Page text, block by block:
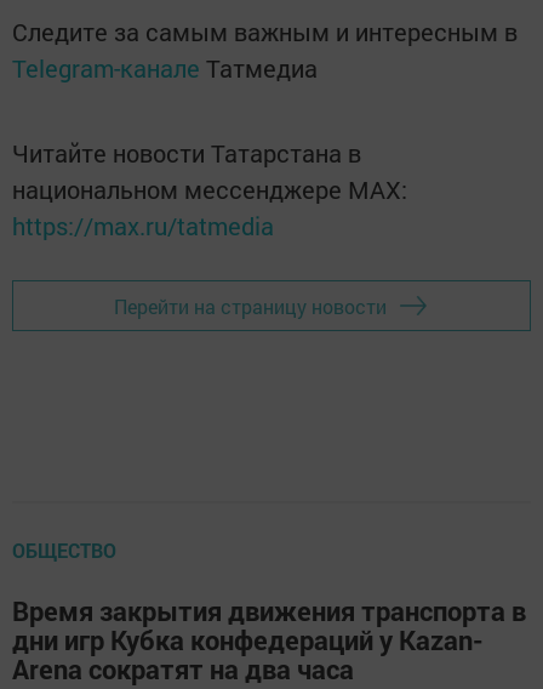
Следите за самым важным и интересным в
Telegram-канале Татмедиа
Читайте новости Татарстана в
национальном мессенджере MАХ:
https://max.ru/tatmedia
Перейти на страницу новости
ОБЩЕСТВО
Время закрытия движения транспорта в
дни игр Кубка конфедераций у Kazan-
Arena сократят на два часа